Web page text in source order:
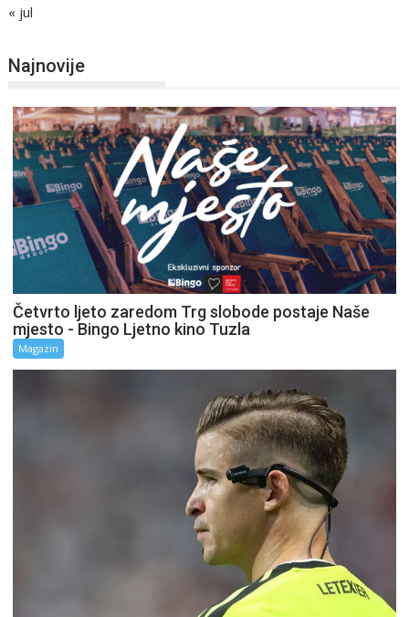
« jul
Najnovije
Četvrto ljeto zaredom Trg slobode postaje Naše
mjesto - Bingo Ljetno kino Tuzla
Magazin